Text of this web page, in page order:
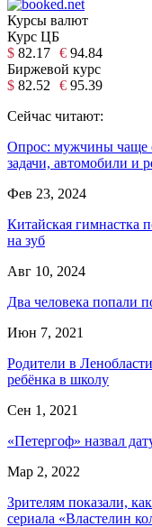
Курсы валют
Курс ЦБ
$ 82.17 € 94.84
Биржевой курс
$ 82.52 € 95.39
Сейчас читают:
Опрос: мужчины чаще
задачи, автомобили и
Фев 23, 2024
Китайская гимнастка
на зуб
Авг 10, 2024
Два человека попали
Июн 7, 2021
Родители в
ребёнка в школу
Сен 1, 2021
«Петергоф» назвал
Мар 2, 2022
Зрителям показали,
сериала «Властелин